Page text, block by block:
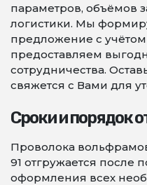
параметров, объёмов
логистики. Мы
предложение с
предоставляем
сотрудничества.
свяжется с Вами для
Сроки и порядок
Проволока
91 отгружается после
оформления всех